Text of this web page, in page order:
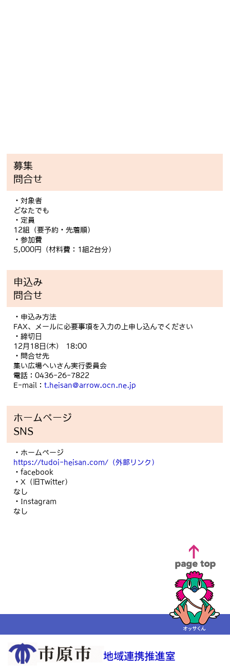
募集
問合せ
・対象者
どなたでも
・定員
12組（要予約・先着順）
・参加費
5,000円（材料費：1組2台分）
申込み
問合せ
・申込み方法
FAX、メールに必要事項を入力の上申し込んでください
・締切日
12月18日(木) 18:00
・問合せ先
集い広場へいさん実行委員会
電話：0436-26-7822
E-mail：t.heisan@arrow.ocn.ne.jp
ホームページ
SNS
・ホームページ
https://tudoi-heisan.com/ （外部リンク）
・facebook
・X（旧Twitter）
なし
・Instagram
なし